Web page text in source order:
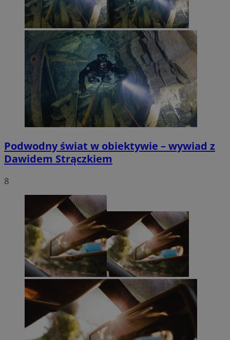
Podwodny świat w obiektywie – wywiad z
Dawidem Strączkiem
8